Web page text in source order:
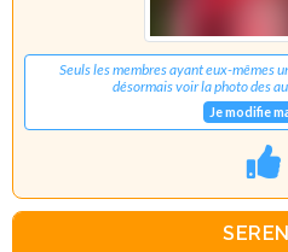
Seuls les membres ayant eux-mêmes
désormais voir la photo des
Je modifie